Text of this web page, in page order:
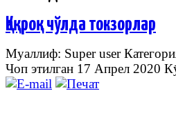
Қақроқ чўлда токзорлар
Муаллиф: Super user
Чоп этилган 17 Апрел 2020